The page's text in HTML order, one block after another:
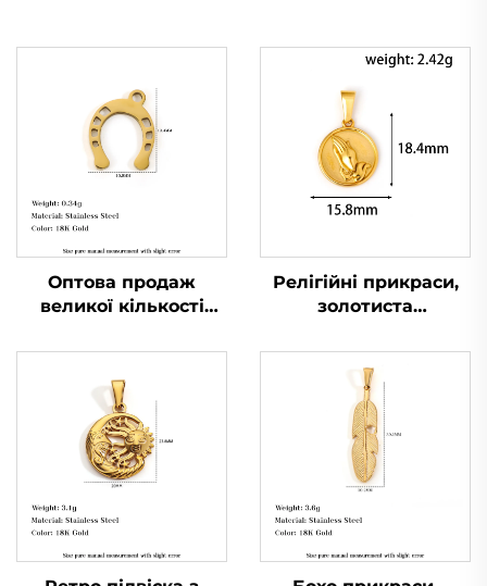
Оптова продаж
великої кількості
талисманів удачі, з
нержавіючої сталі,
прикраси
Релігійні прикраси,
золотиста
молящими руками у
колі, чоловіча
брелок-підвіска